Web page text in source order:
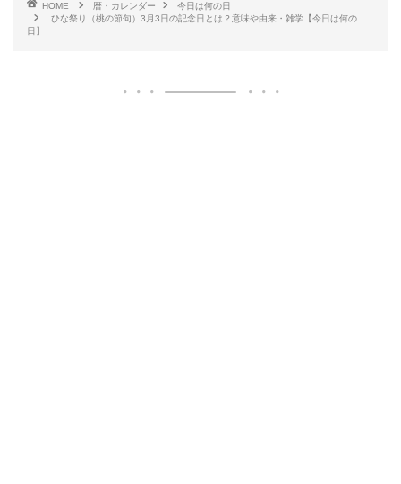
HOME 暦・カレンダー
今日は何の日
ひな祭り（桃の節句）3月3日の記念日とは？意味や由来・雑学【今日は何の
日】